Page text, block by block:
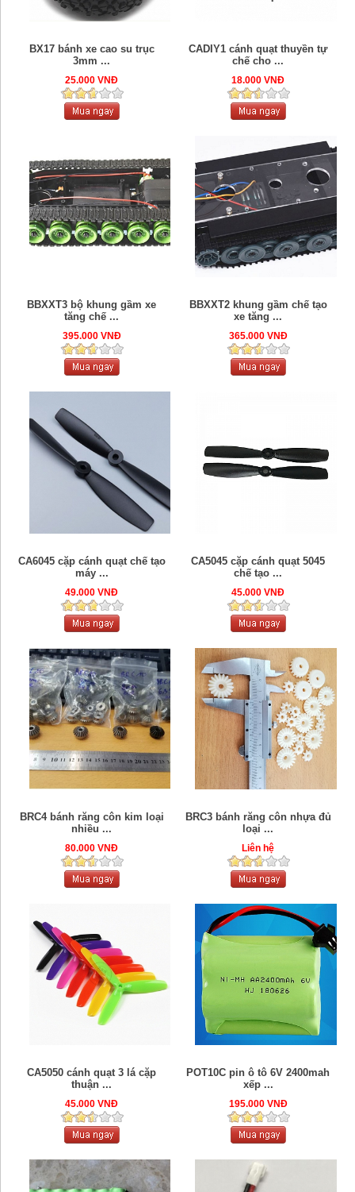
BX17 bánh xe cao su trục
3mm ...
25.000 VNĐ
CADIY1 cánh quạt thuyền tự
chế cho ...
18.000 VNĐ
BBXXT3 bộ khung gầm xe
tăng chế ...
395.000 VNĐ
BBXXT2 khung gầm chế tạo
xe tăng ...
365.000 VNĐ
CA6045 cặp cánh quạt chế tạo
máy ...
49.000 VNĐ
CA5045 cặp cánh quạt 5045
chế tạo ...
45.000 VNĐ
BRC4 bánh răng côn kim loại
nhiều ...
80.000 VNĐ
BRC3 bánh răng côn nhựa đủ
loại ...
Liên hệ
CA5050 cánh quạt 3 lá cặp
thuận ...
45.000 VNĐ
POT10C pin ô tô 6V 2400mah
xếp ...
195.000 VNĐ